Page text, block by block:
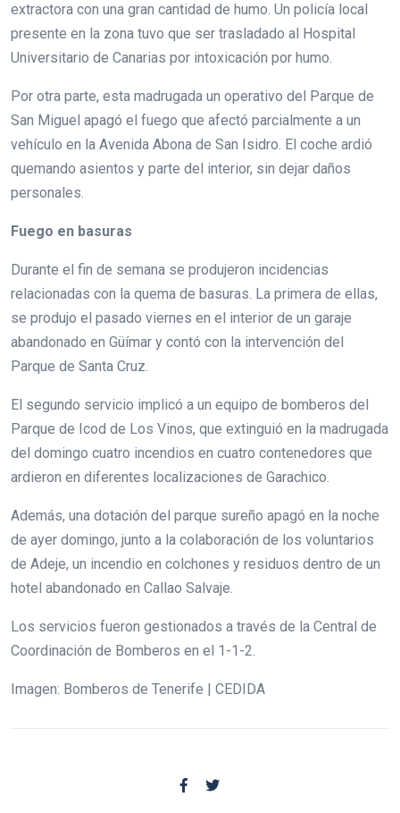
extractora con una gran cantidad de humo. Un policía local
presente en la zona tuvo que ser trasladado al Hospital
Universitario de Canarias por intoxicación por humo.
Por otra parte, esta madrugada un operativo del Parque de
San Miguel apagó el fuego que afectó parcialmente a un
vehículo en la Avenida Abona de San Isidro. El coche ardió
quemando asientos y parte del interior, sin dejar daños
personales.
Fuego en basuras
Durante el fin de semana se produjeron incidencias
relacionadas con la quema de basuras. La primera de ellas,
se produjo el pasado viernes en el interior de un garaje
abandonado en Güímar y contó con la intervención del
Parque de Santa Cruz.
El segundo servicio implicó a un equipo de bomberos del
Parque de Icod de Los Vinos, que extinguió en la madrugada
del domingo cuatro incendios en cuatro contenedores que
ardieron en diferentes localizaciones de Garachico.
Además, una dotación del parque sureño apagó en la noche
de ayer domingo, junto a la colaboración de los voluntarios
de Adeje, un incendio en colchones y residuos dentro de un
hotel abandonado en Callao Salvaje.
Los servicios fueron gestionados a través de la Central de
Coordinación de Bomberos en el 1-1-2.
Imagen: Bomberos de Tenerife | CEDIDA